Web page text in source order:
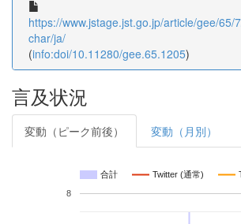
https://www.jstage.jst.go.jp/article/gee/65/
char/ja/
(info:doi/10.11280/gee.65.1205)
言及状況
変動（ピーク前後） 変動（月別）
合計 Twitter (通常)
8